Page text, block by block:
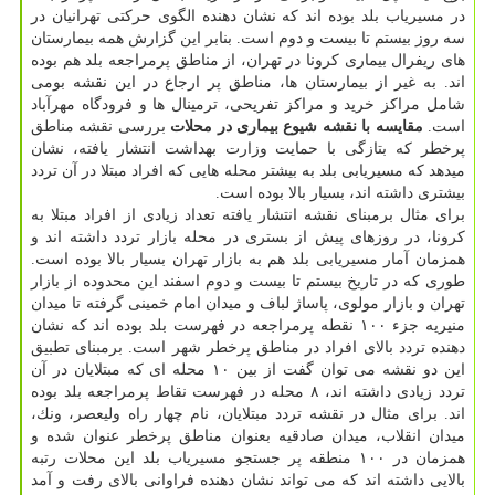
در مسیریاب بلد بوده اند كه نشان دهنده الگوی حركتی تهرانیان در
سه روز بیستم تا بیست و دوم است. بنابر این گزارش همه بیمارستان
های ریفرال بیماری كرونا در تهران، از مناطق پرمراجعه بلد هم بوده
اند. به غیر از بیمارستان ها، مناطق پر ارجاع در این نقشه بومی
شامل مراكز خرید و مراكز تفریحی، ترمینال ها و فرودگاه مهرآباد
است. مقایسه با نقشه شیوع بیماری در محلات بررسی نقشه مناطق
پرخطر كه بتازگی با حمایت وزارت بهداشت انتشار یافته، نشان
میدهد كه مسیریابی بلد به بیشتر محله هایی كه افراد مبتلا در آن تردد
بیشتری داشته اند، بسیار بالا بوده است.
برای مثال برمبنای نقشه انتشار یافته تعداد زیادی از افراد مبتلا به
كرونا، در روزهای پیش از بستری در محله بازار تردد داشته اند و
همزمان آمار مسیریابی بلد هم به بازار تهران بسیار بالا بوده است.
طوری كه در تاریخ بیستم تا بیست و دوم اسفند این محدوده از بازار
تهران و بازار مولوی، پاساژ لباف و میدان امام خمینی گرفته تا میدان
منیریه جزء ۱۰۰ نقطه پرمراجعه در فهرست بلد بوده اند كه نشان
دهنده تردد بالای افراد در مناطق پرخطر شهر است. برمبنای تطبیق
این دو نقشه می توان گفت از بین ۱۰ محله ای كه مبتلایان در آن
تردد زیادی داشته اند، ۸ محله در فهرست نقاط پرمراجعه بلد بوده
اند. برای مثال در نقشه تردد مبتلایان، نام چهار راه ولیعصر، ونك،
میدان انقلاب، میدان صادقیه بعنوان مناطق پرخطر عنوان شده و
همزمان در ۱۰۰ منطقه پر جستجو مسیریاب بلد این محلات رتبه
بالایی داشته اند كه می تواند نشان دهنده فراوانی بالای رفت و آمد